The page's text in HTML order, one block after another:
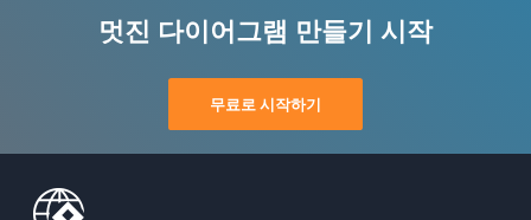
멋진 다이어그램 만들기 시작
무료로 시작하기